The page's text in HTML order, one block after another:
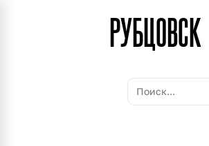
РУБЦОВСК